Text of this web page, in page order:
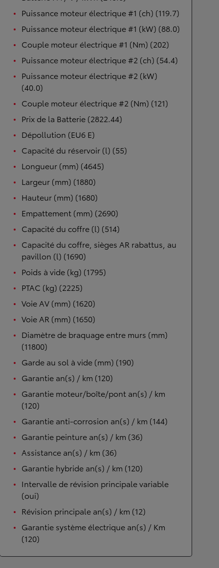
Puissance moteur électrique #1 (ch) (119.7)
Puissance moteur électrique #1 (kW) (88.0)
Couple moteur électrique #1 (Nm) (202)
Puissance moteur électrique #2 (ch) (54.4)
Puissance moteur électrique #2 (kW)
(40.0)
Couple moteur électrique #2 (Nm) (121)
Prix de la Batterie (2822.44)
Dépollution (EU6 E)
Capacité du réservoir (l) (55)
Longueur (mm) (4645)
Largeur (mm) (1880)
Hauteur (mm) (1680)
Empattement (mm) (2690)
Capacité du coffre (l) (514)
Capacité du coffre, sièges AR rabattus, au
pavillon (l) (1690)
Poids à vide (kg) (1795)
PTAC (kg) (2225)
Voie AV (mm) (1620)
Voie AR (mm) (1650)
Diamètre de braquage entre murs (mm)
(11800)
Garde au sol à vide (mm) (190)
Garantie an(s) / km (120)
Garantie moteur/boîte/pont an(s) / km
(120)
Garantie anti-corrosion an(s) / km (144)
Garantie peinture an(s) / km (36)
Assistance an(s) / km (36)
Garantie hybride an(s) / km (120)
Intervalle de révision principale variable
(oui)
Révision principale an(s) / km (12)
Garantie système électrique an(s) / Km
(120)